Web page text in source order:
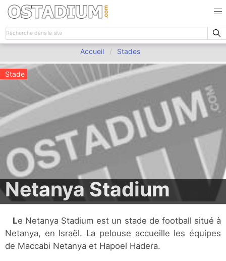
Accueil Stades
Stade
Netanya Stadium
Le Netanya Stadium est un stade de football situé à
Netanya, en Israël. La pelouse accueille les équipes
de Maccabi Netanya et Hapoel Hadera.